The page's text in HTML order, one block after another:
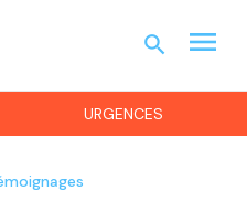
URGENCES
search menu